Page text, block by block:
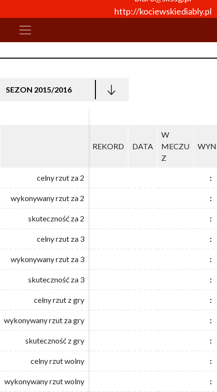
http://kociewskiediably.pl
SEZON 2015/2016
REKORD DATA
W
MECZU
Z
celny rzut za 2 :
wykonywany rzut za 2 :
skuteczność za 2 :
celny rzut za 3 :
wykonywany rzut za 3 :
skuteczność za 3 :
celny rzut z gry :
wykonywany rzut za gry :
skuteczność z gry :
celny rzut wolny :
wykonywany rzut wolny :
REKORD DATA
W
MECZU
Z
celny rzut za 2 :
wykonywany rzut za 2 :
skuteczność za 2 :
celny rzut za 3 :
wykonywany rzut za 3 :
skuteczność za 3 :
celny rzut z gry :
wykonywany rzut za gry :
skuteczność z gry :
celny rzut wolny :
wykonywany rzut wolny :